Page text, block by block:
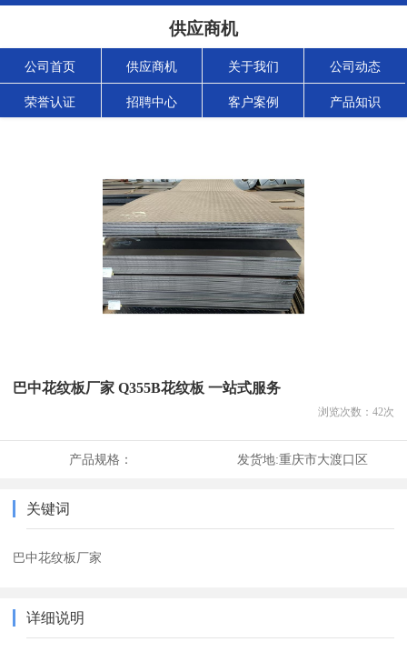
供应商机
公司首页 供应商机 关于我们 公司动态
荣誉认证 招聘中心 客户案例 产品知识
巴中花纹板厂家 Q355B花纹板 一站式服务
浏览次数： 42次
产品规格： 发货地:重庆市大渡口区
关键词
巴中花纹板厂家
详细说明